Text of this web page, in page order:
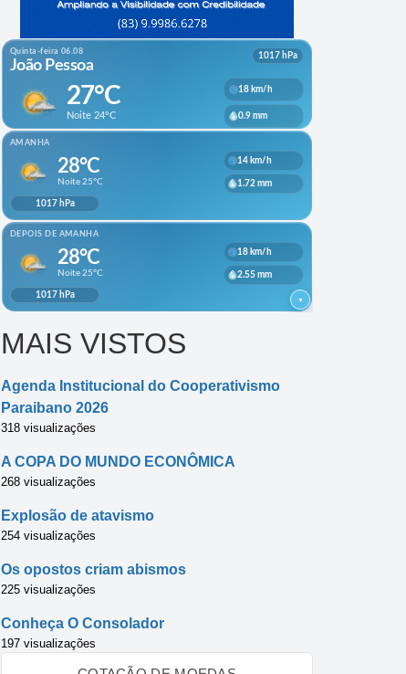
MAIS VISTOS
Agenda Institucional do Cooperativismo
Paraibano 2026
318 visualizações
A COPA DO MUNDO ECONÔMICA
268 visualizações
Explosão de atavismo
254 visualizações
Os opostos criam abismos
225 visualizações
Conheça O Consolador
197 visualizações